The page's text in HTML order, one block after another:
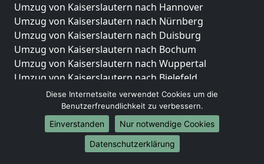
Umzug von Kaiserslautern nach Hannover
Umzug von Kaiserslautern nach Nürnberg
Umzug von Kaiserslautern nach Duisburg
Umzug von Kaiserslautern nach Bochum
Umzug von Kaiserslautern nach Wuppertal
Umzug von Kaiserslautern nach Bielefeld
Umzug von Kaiserslautern nach Bonn
Umzug von Kaiserslautern nach Münster
Internationale-Umzüge
Umzug von Kaiserslautern nach Brasilien
Diese Internetseite verwendet Cookies um die
Benutzerfreundlichkeit zu verbessern.
Einverstanden
Nur notwendige Cookies
Datenschutzerklärung